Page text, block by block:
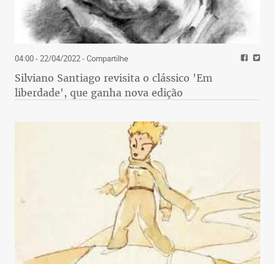
04:00 - 22/04/2022- Compartilhe
Silviano Santiago revisita o clássico 'Em
liberdade', que ganha nova edição